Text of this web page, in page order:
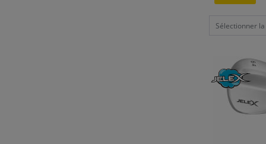
Sélectionner